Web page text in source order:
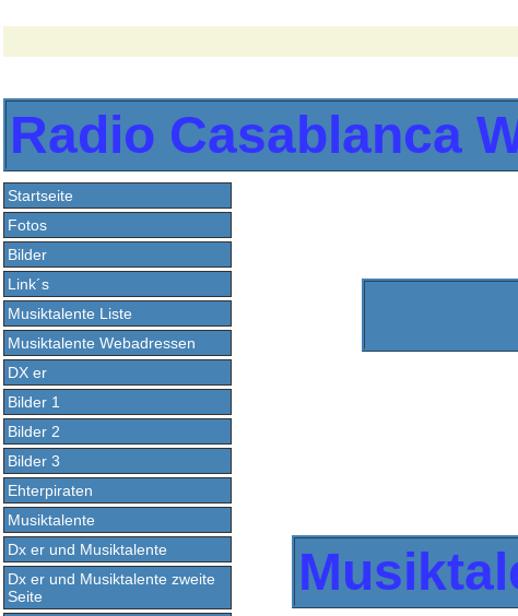
Radio Casablanca
Startseite
Fotos
Bilder
Link´s
Musiktalente Liste
Musiktalente Webadressen
DX er
Bilder 1
Bilder 2
Bilder 3
Ehterpiraten
Musiktalente
Dx er und Musiktalente
Dx er und Musiktalente zweite
Seite